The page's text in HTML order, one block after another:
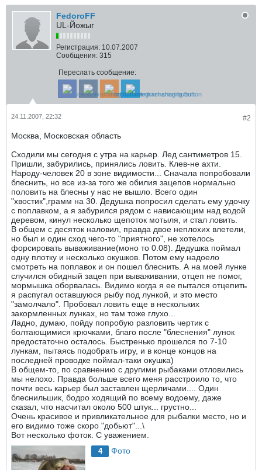
FedoroFF
UL-Йожыг
Регистрация: 10.07.2007
Сообщения: 315
Переслать сообщение:
#2
24.11.2007, 22:32
Москва, Московская область
Сходили мы сегодня с утра на карьер. Лед сантиметров 15.
Пришли, забурились, принялись ловить. Клев-не ахти.
Народу-человек 20 в зоне видимости... Сначала попробовали
блеснить, но все из-за того же обилия зацепов нормально
половить на блесны у нас не вышло. Всего один
"хвостик",грамм на 30. Дедушка попросил сделать ему удочку
с поплавком, а я забурился рядом с нависающим над водой
деревом, кинул несколько щепоток мотыля, и стал ловить.
В общем с десяток наловил, правда двое неплохих влетели,
но был и один сход чего-то "приятного", не хотелось
форсировать вываживание(моно то 0.08). Дедушка поймал
одну плотку и несколько окушков. Потом ему надоело
смотреть на поплавок и он пошел блеснить. А на моей лунке
случился обидный зацеп при вываживании, отцеп не помог,
мормышка оборвалась. Видимо когда я ее пытался отцепить
я распугал оставшуюся рыбу под лункой, и это место
"замолчало". Пробовал ловить еще в нескольких
закормленных лунках, но там тоже глухо...
Ладно, думаю, пойду попробую разловить чертик с
болтающимися крючками, благо после "блеснения" лунок
предостаточно осталось. Быстренько прошелся по 7-10
лункам, пытаясь подобрать игру, и в конце концов на
последней проводке поймал-таки окушка)
В общем-то, по сравнению с другими рыбаками отловились
мы нелохо. Правда больше всего меня расстроило то, что
почти весь карьер был заставлен щерличами.... Один
блеснильшик, бодро ходящий по всему водоему, даже
сказал, что насчитал около 500 штук... грустно...
Очень красивое и привликательное для рыбалки место, но и
его видимо тоже скоро "добьют"...\
Вот несколько фоток. С уважением.
4 Фото